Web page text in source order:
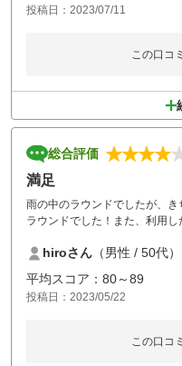
投稿日：2023/07/11
この口コ
総合評価
満足
雨の中のラウンドでしたが、
ラウンドでした！また、利用し
hiroさん （男性 / 50代）
平均スコア：80～89
投稿日：2023/05/22
この口コ